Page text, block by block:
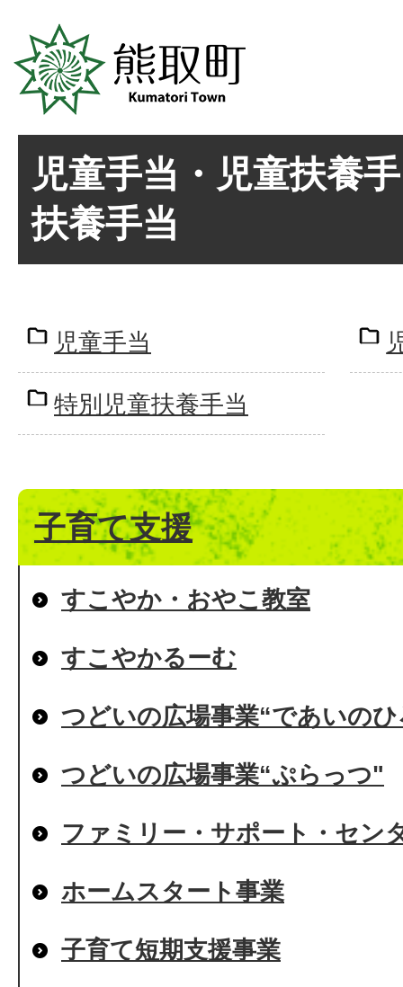
児童手当・児童扶養
扶養手当
児童手当
特別児童扶養手当
子育て支援
すこやか・おやこ教室
すこやかるーむ
つどいの広場事業“であいの
つどいの広場事業“ぷらっつ"
ファミリー・サポート・セン
ホームスタート事業
子育て短期支援事業